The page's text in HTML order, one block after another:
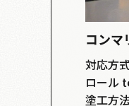
コンマ
対応方
ロール
塗工方